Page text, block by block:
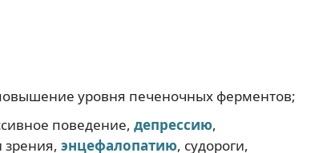
уровня печеночных ферментов;
поведение, депрессию,
энцефалопатию, судороги,